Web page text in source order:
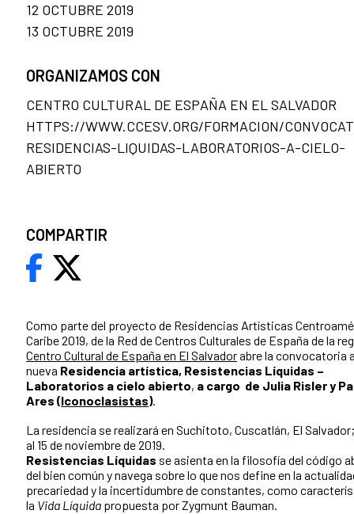
Como parte del proyecto de Residencias Artísticas
Caribe 2019, de la Red de Centros Culturales de España de la
Centro Cultural de España en El Salvadorabre la convocatoria
nueva Residencia artística, Resistencias Líquidas –
Laboratorios a cielo abierto, a cargo de Julia Risler y
Ares (Iconoclasistas).
La residencia se realizará en Suchitoto, Cuscatlán, El
al 15 de noviembre de 2019.
Resistencias Líquidas se asienta en la filosofía del código
del bien común y navega sobre lo que nos define en la
precariedad y la incertidumbre de constantes, como
la Vida Líquida propuesta por Zygmunt Bauman.
12 OCTUBRE 2019
13 OCTUBRE 2019
ORGANIZAMOS CON
CENTRO CULTURAL DE ESPAÑA EN EL SALVADOR
HTTPS://WWW.CCESV.ORG/FORMACION/
RESIDENCIAS-LIQUIDAS-LABORATORIOS-A-CIELO-
ABIERTO
COMPARTIR